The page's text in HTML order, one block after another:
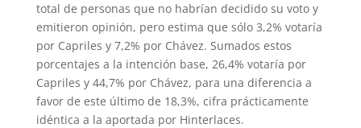
total de personas que no habrían decidido su voto y
emitieron opinión, pero estima que sólo 3,2% votaría
por Capriles y 7,2% por Chávez. Sumados estos
porcentajes a la intención base, 26,4% votaría por
Capriles y 44,7% por Chávez, para una diferencia a
favor de este último de 18,3%, cifra prácticamente
idéntica a la aportada por Hinterlaces.